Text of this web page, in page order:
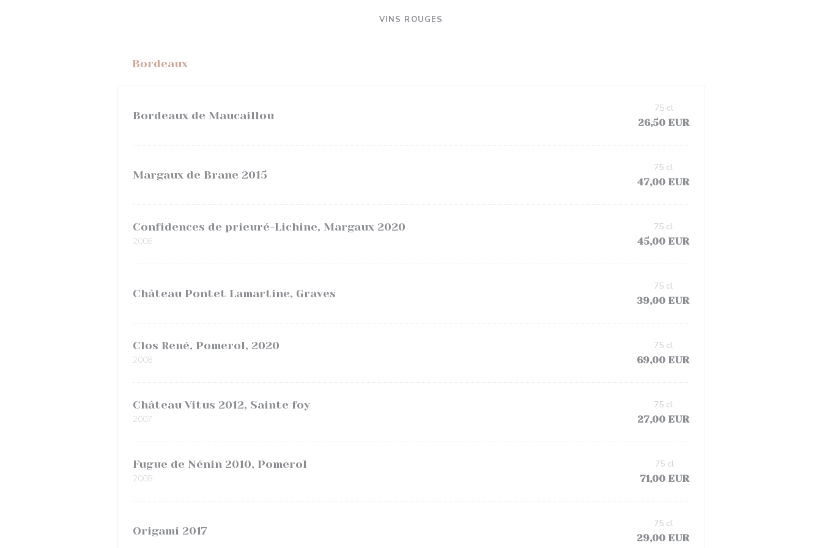
VINS ROUGES
Bordeaux
Bordeaux de Maucaillou
26,50 EUR
75 cl
Margaux de Brane 2015
47,00 EUR
75 cl
Confidences de prieuré-Lichine, Margaux 2020
2006 45,00 EUR
75 cl
Château Pontet Lamartine, Graves
39,00 EUR
75 cl
Clos René, Pomerol, 2020
2008 69,00 EUR
75 cl
Château Vitus 2012, Sainte foy
2007 27,00 EUR
75 cl
Fugue de Nénin 2010, Pomerol
2008 71,00 EUR
75 cl
Origami 2017
29,00 EUR
75 cl